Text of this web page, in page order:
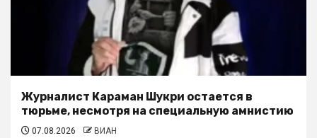
Журналист Караман Шукри остается в
тюрьме, несмотря на специальную амнистию
07.08.2026 ВИАН